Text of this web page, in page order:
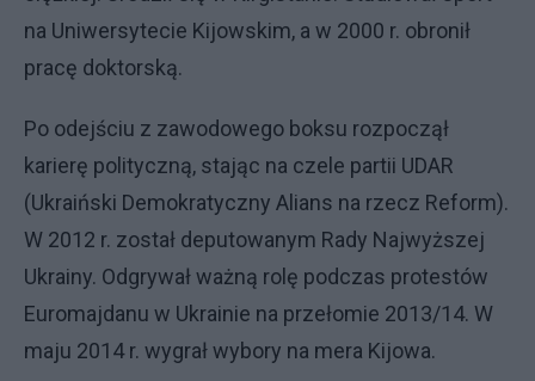
na Uniwersytecie Kijowskim, a w 2000 r. obronił
pracę doktorską.
Po odejściu z zawodowego boksu rozpoczął
karierę polityczną, stając na czele partii UDAR
(Ukraiński Demokratyczny Alians na rzecz Reform).
W 2012 r. został deputowanym Rady Najwyższej
Ukrainy. Odgrywał ważną rolę podczas protestów
Euromajdanu w Ukrainie na przełomie 2013/14. W
maju 2014 r. wygrał wybory na mera Kijowa.